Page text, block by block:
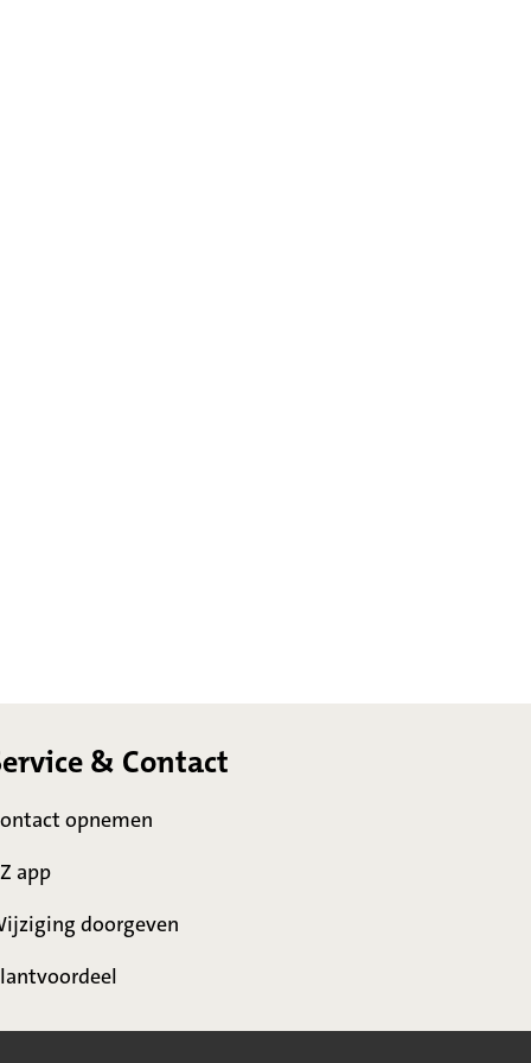
& Contact
opnemen
app
doorgeven